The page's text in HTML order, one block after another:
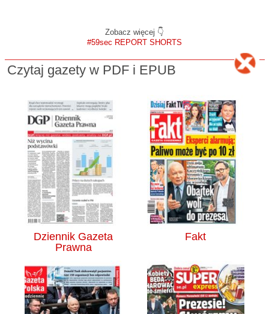
Zobacz więcej 👇
#59sec REPORT SHORTS
Czytaj gazety w PDF i EPUB
Dziennik Gazeta
Prawna
Fakt